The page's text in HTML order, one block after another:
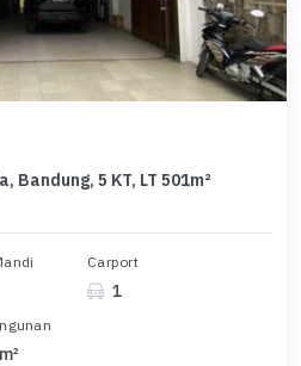
Bandung, 5 KT, LT 501m²
Carport
1